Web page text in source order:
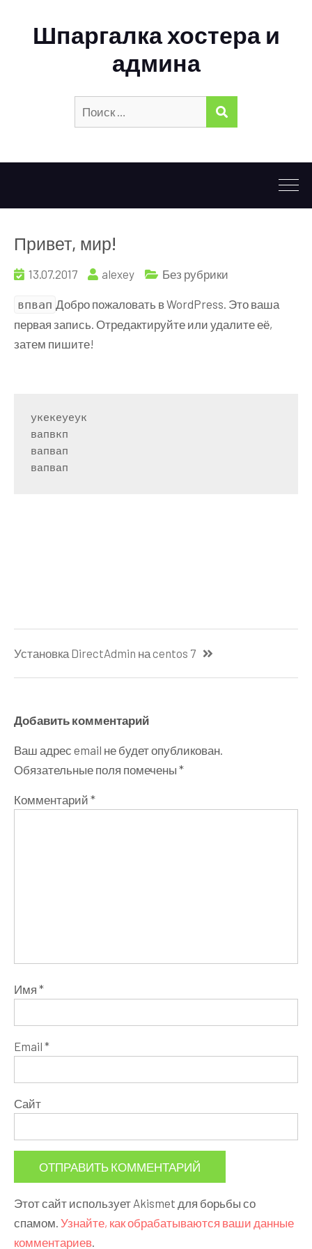
Шпаргалка хостера и
админа
Привет, мир!
13.07.2017 alexey Без рубрики
впвап Добро пожаловать в WordPress. Это ваша
первая запись. Отредактируйте или удалите её,
затем пишите!
укекеуеук
вапвкп
вапвап
вапвап
по
Установка DirectAdmin на centos 7
Добавить комментарий
Ваш адрес email не будет опубликован.
Обязательные поля помечены *
Комментарий *
Имя *
Email *
Сайт
Этот сайт использует Akismet для борьбы со
спамом. Узнайте, как обрабатываются ваши данные
комментариев